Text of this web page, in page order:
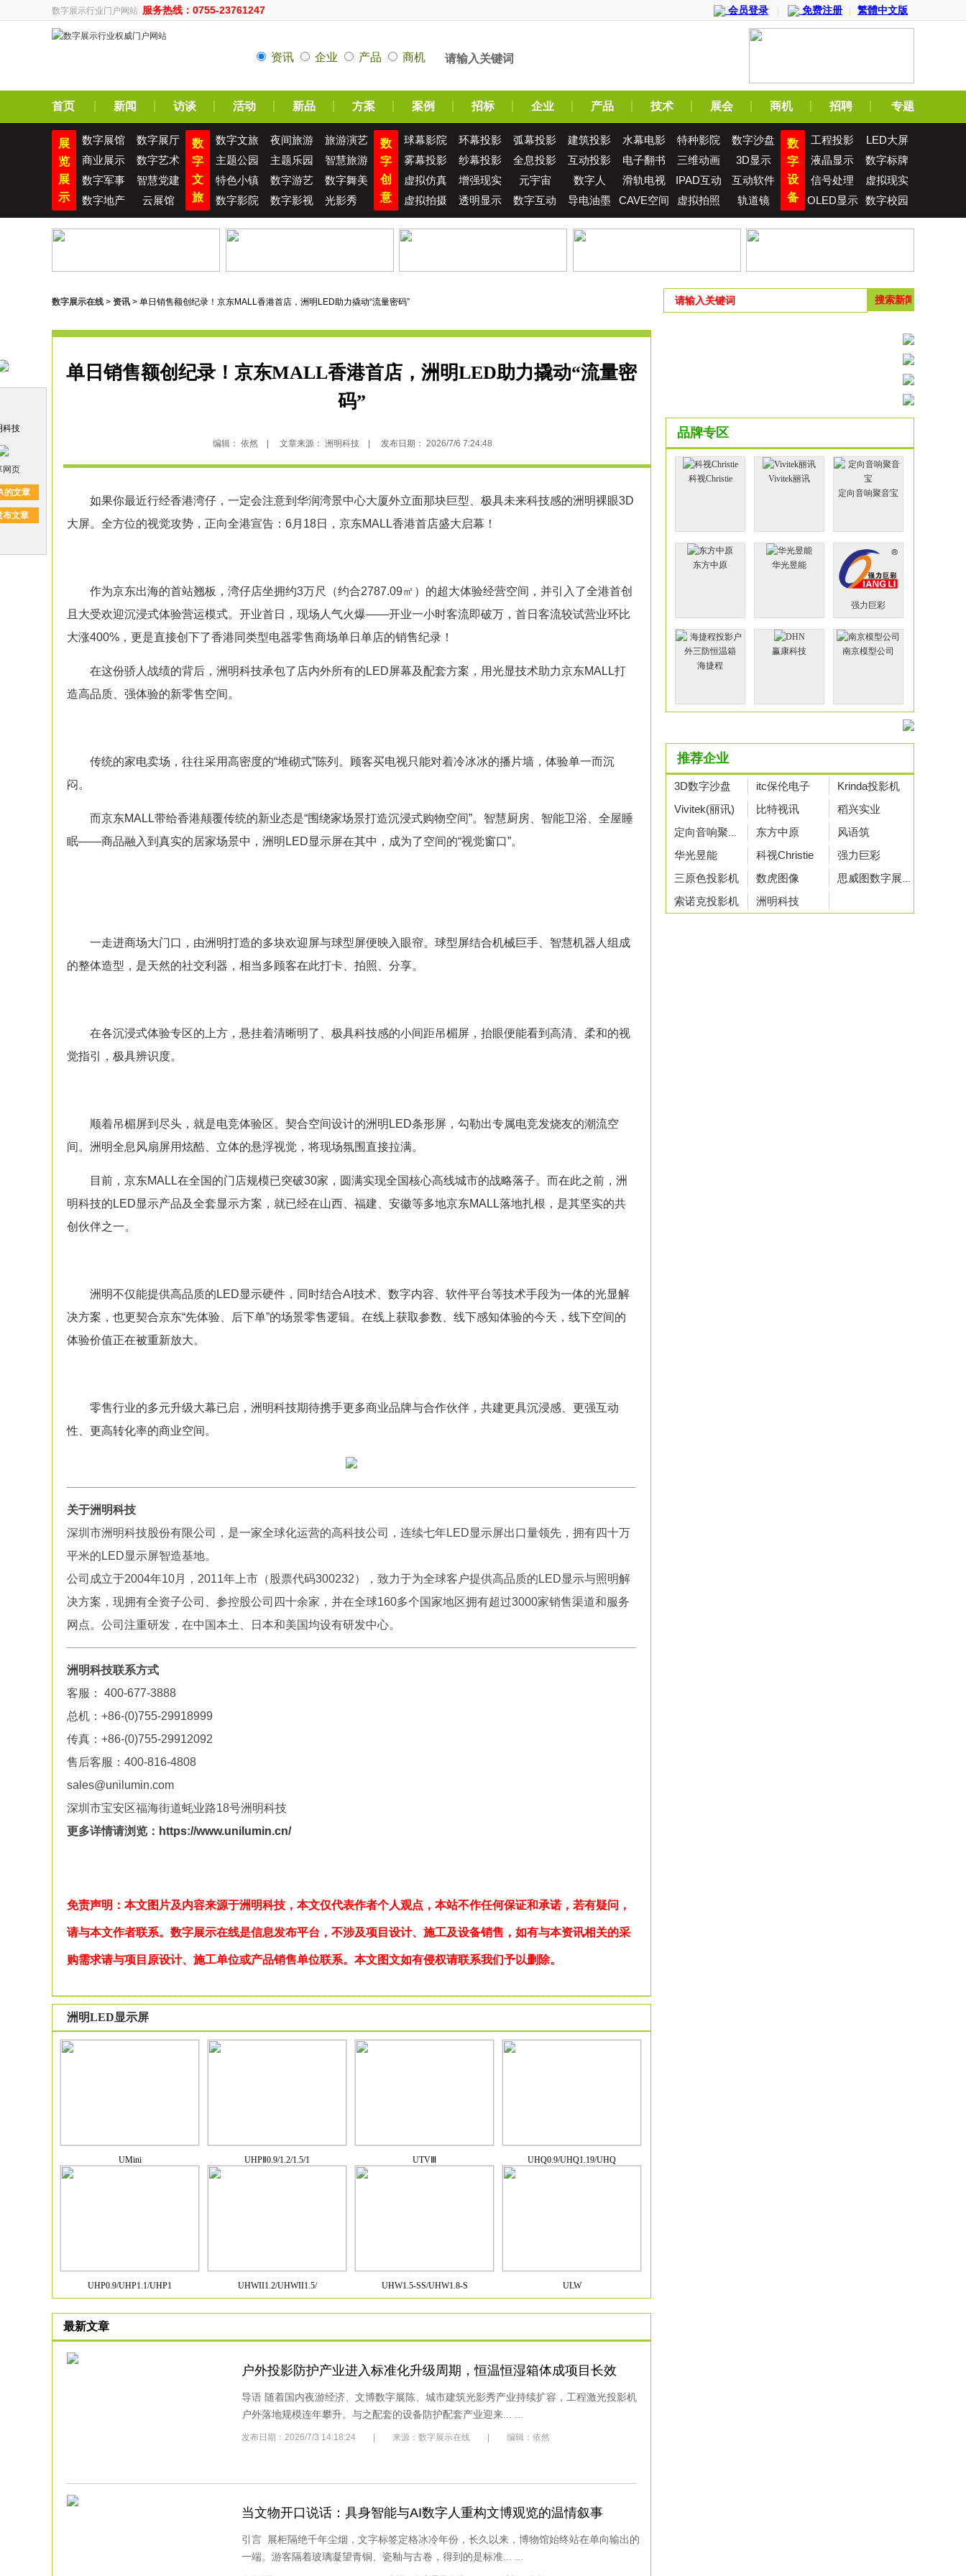
数字展示行业门户网站 服务热线：0755-23761247 会员登录 免费注册 繁體中文版
资讯 企业 产品 商机
首页 新闻 访谈 活动 新品 方案 案例 招标 企业 产品 技术 展会 商机 招聘 专题
展
览
展
示
数字展馆
数字展厅
商业展示
数字艺术
数字军事
智慧党建
数字地产
云展馆
数
字
文
旅
数字文旅 夜间旅游
旅游演艺
主题公园
主题乐园
智慧旅游
特色小镇
数字游艺
数字舞美
数字影院
数字影视 光影秀
数
字
创
意
球幕影院 环幕投影 弧幕投影 建筑投影 水幕电影 特种影院
数字沙盘
雾幕投影
纱幕投影 全息投影 互动投影 电子翻书 三维动画
3D显示
虚拟仿真
增强现实 元宇宙 数字人 滑轨电视 IPAD互动
互动软件
虚拟拍摄
透明显示 数字互动 导电油墨 CAVE空间 虚拟拍照 轨道镜
数
字
设
备
工程投影
LED大屏
液晶显示
数字标牌
信号处理
虚拟现实
OLED显示
屏
数字校园
数字展示在线 > 资讯 > 单日销售额创纪录！京东MALL香港首店，洲明LED助力撬动“流量密码”
单日销售额创纪录！京东MALL香港首店，洲明LED助力撬动“流量密
码”
编辑： 依然 | 文章来源： 洲明科技 | 发布日期： 2026/7/6 7:24:48
如果你最近行经香港湾仔，一定会注意到华润湾景中心大厦外立面那块巨型、极具未来科技感的洲明裸眼3D
大屏。全方位的视觉攻势，正向全港宣告：6月18日，京东MALL香港首店盛大启幕！
作为京东出海的首站翘板，湾仔店坐拥约3万尺（约合2787.09㎡）的超大体验经营空间，并引入了全港首创
且大受欢迎沉浸式体验营运模式。开业首日，现场人气火爆——开业一小时客流即破万，首日客流较试营业环比
大涨400%，更是直接创下了香港同类型电器零售商场单日单店的销售纪录！
在这份骄人战绩的背后，洲明科技承包了店内外所有的 LED屏幕及配套方案，用光显技术助力京东MALL打
造高品质、强体验的新零售空间。
传统的家电卖场，往往采用高密度的“堆砌式”陈列。顾客买电视只能对着冷冰冰的播片墙，体验单一而沉
闷。
而京东MALL带给香港颠覆传统的新业态是“围绕家场景打造沉浸式购物空间”。智慧厨房、智能卫浴、全屋睡
眠——商品融入到真实的居家场景中，洲明 LED显示屏在其中，成为了空间的“视觉窗口”。
一走进商场大门口，由洲明打造的多块欢迎屏与球型屏便映入眼帘。球型屏结合机械巨手、智慧机器人组成
的整体造型，是天然的社交利器，相当多顾客在此打卡、拍照、分享。
在各沉浸式体验专区的上方，悬挂着清晰明了、极具科技感的小间距吊楣屏，抬眼便能看到高清、柔和的视
觉指引，极具辨识度。
顺着吊楣屏到尽头，就是电竞体验区。契合空间设计的洲明LED条形屏，勾勒出专属电竞发烧友的潮流空
间。洲明全息风扇屏用炫酷、立体的悬浮视觉，将现场氛围直接拉满。
目前，京东MALL在全国的门店规模已突破30家，圆满实现全国核心高线城市的战略落子。而在此之前，洲
明科技的LED显示产品及全套显示方案，就已经在山西、福建、安徽等多地京东MALL落地扎根，是其坚实的共
创伙伴之一。
洲明不仅能提供高品质的LED显示硬件，同时结合AI技术、数字内容、软件平台等技术手段为一体的光显解
决方案，也更契合京东“先体验、后下单”的场景零售逻辑。在线上获取参数、线下感知体验的今天，线下空间的
体验价值正在被重新放大。
零售行业的多元升级大幕已启，洲明科技期待携手更多商业品牌与合作伙伴，共建更具沉浸感、更强互动
性、更高转化率的商业空间。
关于洲明科技
深圳市洲明科技股份有限公司，是一家全球化运营的高科技公司，连续七年LED显示屏出口量领先，拥有四十万
平米的LED显示屏智造基地。
公司成立于2004年10月，2011年上市（股票代码300232），致力于为全球客户提供高品质的LED显示与照明解
决方案，现拥有全资子公司、参控股公司四十余家，并在全球160多个国家地区拥有超过3000家销售渠道和服务
网点。公司注重研发，在中国本土、日本和美国均设有研发中心。
洲明科技联系方式
客服： 400-677-3888
总机：+86-(0)755-29918999
传真：+86-(0)755-29912092
售后客服：400-816-4808
sales@unilumin.com
深圳市宝安区福海街道蚝业路18号洲明科技
更多详情请浏览： https://www.unilumin.cn/
免责声明：本文图片及内容来源于洲明科技，本文仅代表作者个人观点，本站不作任何保证和承诺，若有疑问，
请与本文作者联系。数字展示在线是信息发布平台，不涉及项目设计、施工及设备销售，如有与本资讯相关的采
购需求请与项目原设计、施工单位或产品销售单位联系。本文图文如有侵权请联系我们予以删除。
洲明LED显示屏
UMini UHPⅡ0.9/1.2/1.5/1 UTVⅢ UHQ0.9/UHQ1.19/UHQ
UHP0.9/UHP1.1/UHP1 UHWII1.2/UHWII1.5/ UHW1.5-SS/UHW1.8-S ULW
最新文章
户外投影防护产业进入标准化升级周期，恒温恒湿箱体成项目长效
导语 随着国内夜游经济、文博数字展陈、城市建筑光影秀产业持续扩容，工程激光投影机
户外落地规模连年攀升。与之配套的设备防护配套产业迎来... ...
发布日期：2026/7/3 14:18:24 | 来源：数字展示在线 | 编辑：依然
当文物开口说话：具身智能与AI数字人重构文博观览的温情叙事
引言 展柜隔绝千年尘烟，文字标签定格冰冷年份，长久以来，博物馆始终站在单向输出的
一端。游客隔着玻璃凝望青铜、瓷釉与古卷，得到的是标准... ...
品牌专区
科视Christie
Vivitek丽讯
定向音响聚音宝
东方中原 华光昱能
强力巨彩
海捷程
赢康科技 南京模型公司
推荐企业
3D数字沙盘 itc保伦电子
Krinda投影机
Vivitek(丽讯)
比特视讯 稻兴实业
定向音响聚音宝 东方中原
风语筑
华光昱能
科视Christie
强力巨彩
三原色投影机
数虎图像 思威图数字展示
索诺克投影机 洲明科技
科技
网页
的文章
布文章